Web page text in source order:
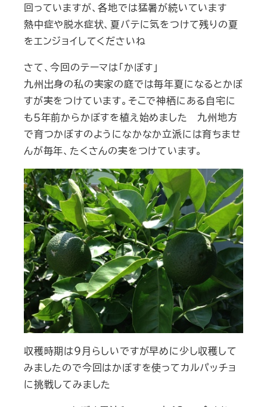
回っていますが、各地では猛暑が続いています
熱中症や脱水症状、夏バテに気をつけて残りの夏
をエンジョイしてくださいね
さて、今回のテーマは「かぼす」
九州出身の私の実家の庭では毎年夏になるとかぼ
すが実をつけています。そこで神栖にある自宅に
も５年前からかぼすを植え始めました 九州地方
で育つかぼすのようになかなか立派には育ちませ
んが毎年、たくさんの実をつけています。
収穫時期は９月らしいですが早めに少し収穫して
みましたので今回はかぼすを使ってカルパッチョ
に挑戦してみました